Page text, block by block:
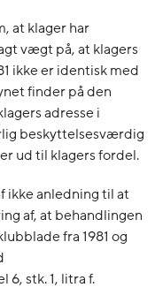
at klager har
vægt på, at klagers
ikke er identisk med
finder på den
adresse i
beskyttelsesværdig
ud til klagers fordel.
ikke anledning til at
af, at behandlingen
fra 1981 og
stk. 1, litra f.